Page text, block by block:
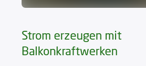
Strom erzeugen mit
Balkonkraftwerken